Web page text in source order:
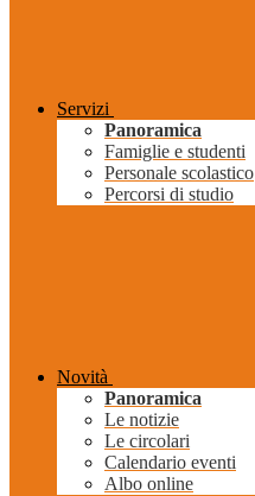
Servizi
Panoramica
Famiglie e studenti
Personale scolastico
Percorsi di studio
Novità
Panoramica
Le notizie
Le circolari
Calendario eventi
Albo online